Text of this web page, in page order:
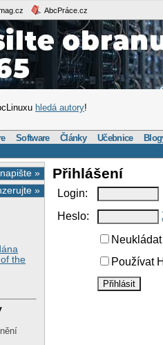
AbcPráce.cz
hledá autory!
Software Články Učebnice
napište »
»
the
Přihlášení
Login:
Heslo:
Používat